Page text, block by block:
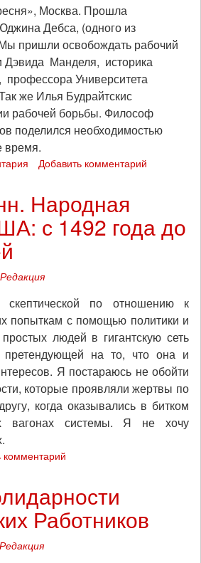
Москва. Прошла
Дебса, (одного из
пришли освобождать рабочий
Дэвида Манделя, историка
профессора Университета
же Илья Будрайтскис
рабочей борьбы. Философ
поделился необходимостью
время.
Добавить комментарий
Народная
с 1492 года до
Редакция
скептической по отношению к
попыткам с помощью политики и
людей в гигантскую сеть
претендующей на то, что она и
Я постараюсь не обойти
которые проявляли жертвы по
когда оказывались в битком
вагонах системы. Я не хочу
комментарий
Работников
Редакция